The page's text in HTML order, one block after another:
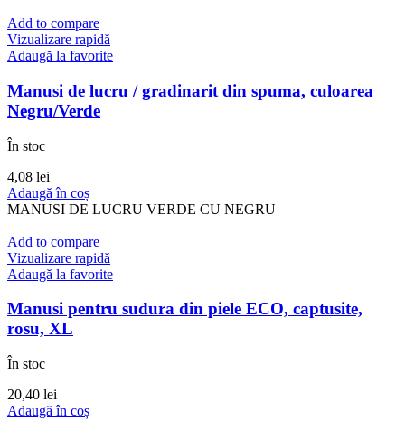
Add to compare
Vizualizare rapidă
Adaugă la favorite
Manusi de lucru / gradinarit din spuma, culoarea
Negru/Verde
În stoc
4,08 lei
Adaugă în coș
MANUSI DE LUCRU VERDE CU NEGRU
Add to compare
Vizualizare rapidă
Adaugă la favorite
Manusi pentru sudura din piele ECO, captusite,
rosu, XL
În stoc
20,40 lei
Adaugă în coș